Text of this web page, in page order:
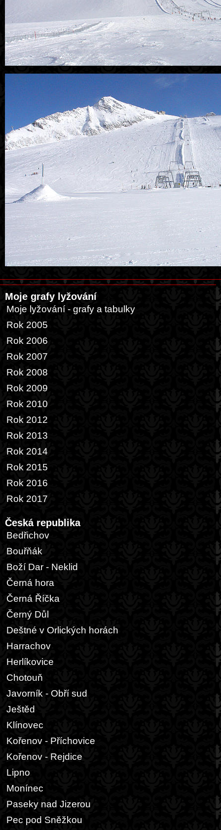
Moje grafy lyžování
Moje lyžování - grafy a tabulky
Rok 2005
Rok 2006
Rok 2007
Rok 2008
Rok 2009
Rok 2010
Rok 2012
Rok 2013
Rok 2014
Rok 2015
Rok 2016
Rok 2017
Česká republika
Bedřichov
Bouřňák
Boží Dar - Neklid
Černá hora
Černá Říčka
Černý Důl
Deštné v Orlických horách
Harrachov
Herlíkovice
Chotouň
Javorník - Obří sud
Ještěd
Klínovec
Kořenov - Příchovice
Kořenov - Rejdice
Lipno
Monínec
Paseky nad Jizerou
Pec pod Sněžkou